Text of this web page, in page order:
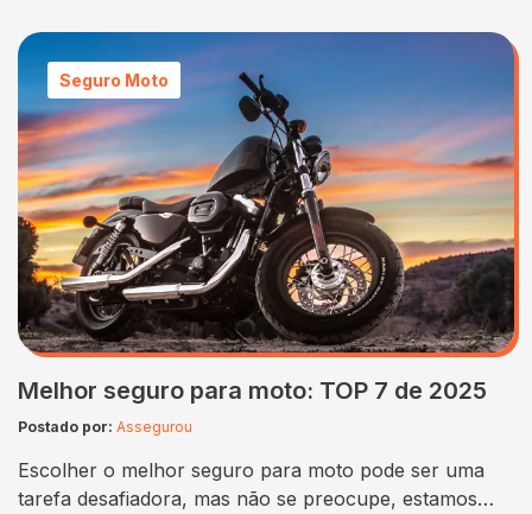
Seguro Moto
Melhor seguro para moto: TOP 7 de 2025
Postado por: Assegurou
Escolher o melhor seguro para moto pode ser uma
tarefa desafiadora, mas não se preocupe, estamos